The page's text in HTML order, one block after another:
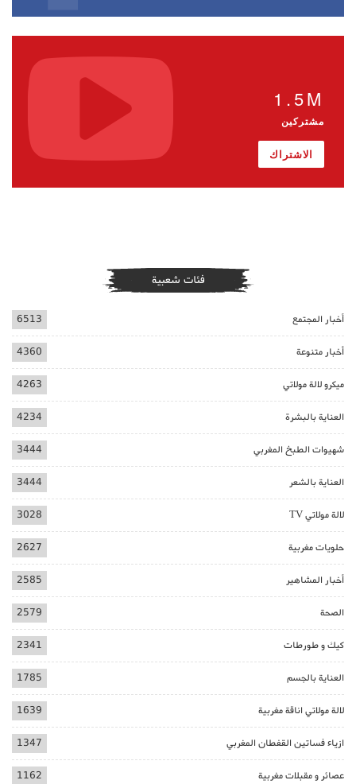
1.5M
مشتركين
الاشتراك
فئات شعبية
أخبار المجتمع 6513
أخبار متنوعة 4360
ميكرو لالة مولاتي 4263
العناية بالبشرة 4234
شهيوات الطبخ المغربي 3444
العناية بالشعر 3444
لالة مولاتي TV 3028
حلويات مغربية 2627
أخبار المشاهير 2585
الصحة 2579
كيك و طورطات 2341
العناية بالجسم 1785
لالة مولاتي اناقة مغربية 1639
ازياء فساتين القفطان المغربي 1347
عصائر و مقبلات مغربية 1162